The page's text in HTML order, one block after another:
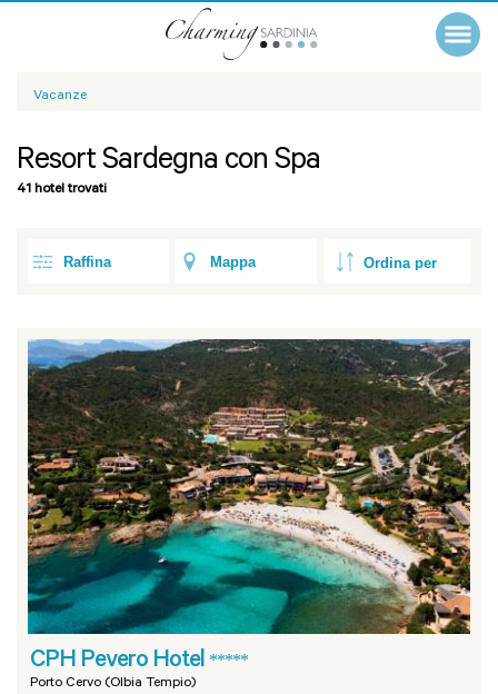
Vacanze
Resort Sardegna con Spa
41 hotel trovati
Raffina Mappa
CPH Pevero Hotel *****
Porto Cervo (Olbia Tempio)